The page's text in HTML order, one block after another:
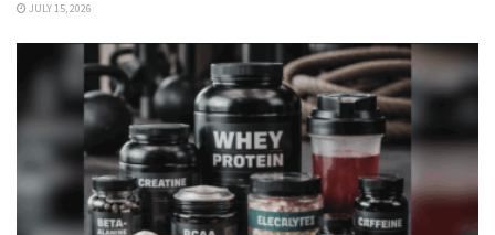
JULY 15, 2026